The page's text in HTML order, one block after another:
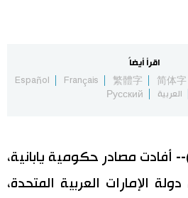
اقرأ أيضاً
简体字
繁體字
Français
Español
العربية
Русский
أفادت مصادر حكومية يابانية،
الإمارات العربية المتحدة،